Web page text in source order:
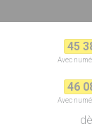
45
Avec
46
Avec